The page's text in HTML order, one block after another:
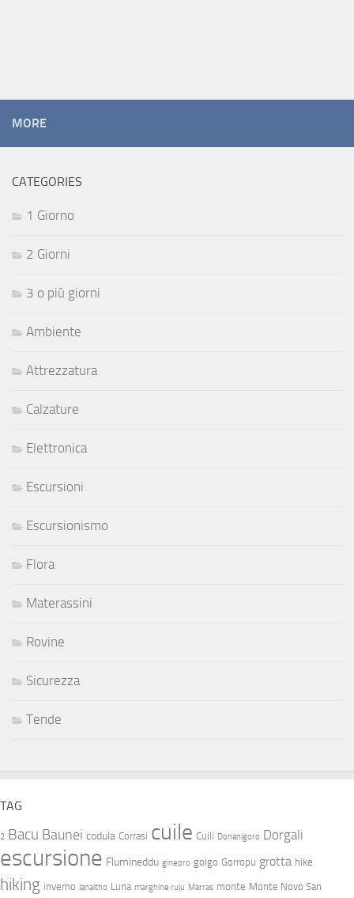
MORE
CATEGORIES
1 Giorno
2 Giorni
3 o più giorni
Ambiente
Attrezzatura
Calzature
Elettronica
Escursioni
Escursionismo
Flora
Materassini
Rovine
Sicurezza
Tende
TAG
2 Bacu Baunei codula Corrasi cuile Cuili Donanigoro Dorgali
escursione Flumineddu ginepro golgo Gorropu grotta hike
hiking inverno lanaitho Luna marghine ruju Marras monte Monte Novo San